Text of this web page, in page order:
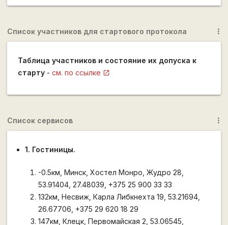
Список участников для стартового протокола more_vert
Таблица участников и состояние их допуска к
старту - см. по ссылке
Список сервисов more_vert
1. Гостиницы.
-0.5км, Минск, Хостел Монро, Жудро 28,
53.91404, 27.48039, +375 25 900 33 33
132км, Несвиж, Карла Либкнехта 19, 53.21694,
26.67706, +375 29 620 18 29
147км, Клецк, Первомайская 2, 53.06545,